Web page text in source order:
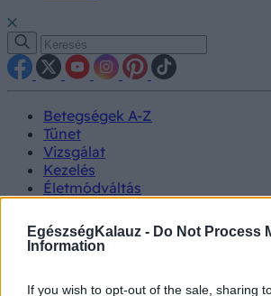
EgészségKalauz - Do Not Process
Information
If you wish to opt-out of the sale, sharing
Betegségek A-Z
Tünet
Vizsgálat
Kezelés
Életmódváltás
Prevenció
Hírek